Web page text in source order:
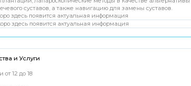
суставов, а также навигацию для замены суставов.
здесь появится актуальная информация
здесь появится актуальная информация
и Услуги
от 12 до 18